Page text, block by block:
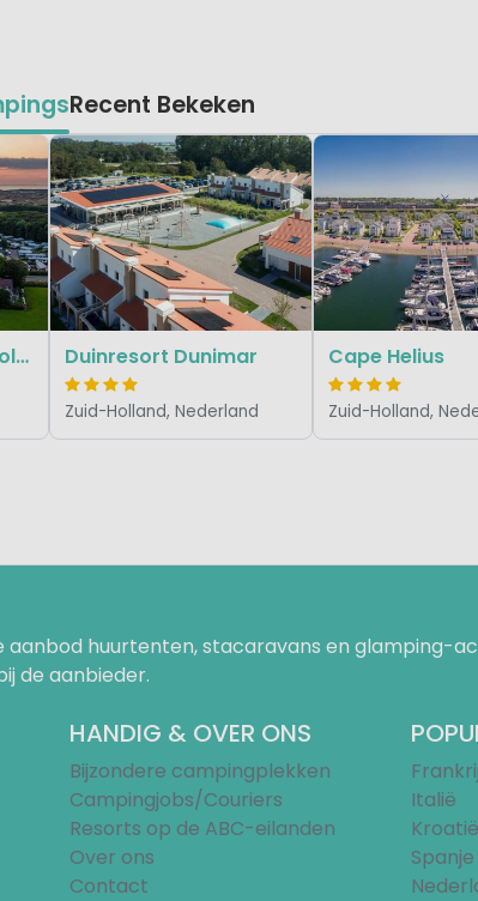
Recent Bekeken
EuroParcs Parc du Soleil Duinresort Dunimar
Zuid-Holland, Nederland
Cape Helius
Zuid-Holland,
huurtenten, stacaravans en glamping-
de aanbieder.
HANDIG & OVER ONS
Bijzondere campingplekken
Campingjobs/Couriers
Resorts op de ABC-eilanden
Over ons
Contact
Italië
Kroatië
Spanje